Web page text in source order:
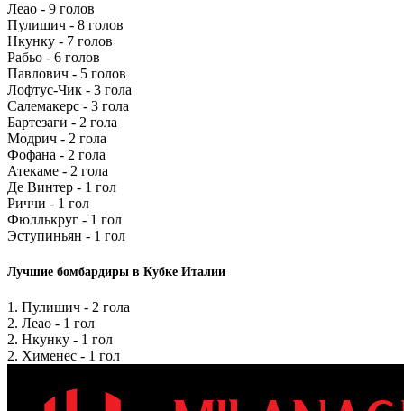
Леао - 9 голов
Пулишич - 8 голов
Нкунку - 7 голов
Рабьо - 6 голов
Павлович - 5 голов
Лофтус-Чик - 3 гола
Салемакерс - 3 гола
Бартезаги - 2 гола
Модрич - 2 гола
Фофана - 2 гола
Атекаме - 2 гола
Де Винтер - 1 гол
Риччи - 1 гол
Фюллькруг - 1 гол
Эступиньян - 1 гол
Лучшие бомбардиры в Кубке Италии
1. Пулишич - 2 гола
2. Леао - 1 гол
2. Нкунку - 1 гол
2. Хименес - 1 гол